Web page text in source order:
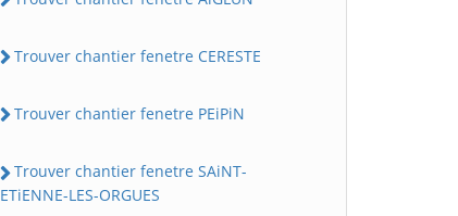
Trouver chantier fenetre CERESTE
Trouver chantier fenetre PEiPiN
Trouver chantier fenetre SAiNT-
ETiENNE-LES-ORGUES